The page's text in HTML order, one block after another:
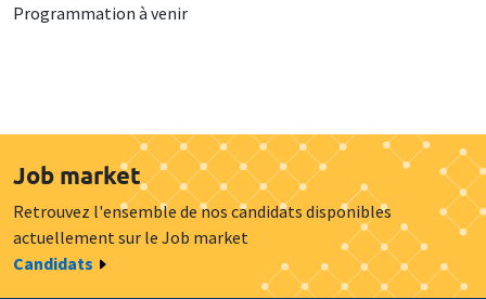
Programmation à venir
Job market
Retrouvez l'ensemble de nos candidats disponibles
actuellement sur le Job market
Candidats